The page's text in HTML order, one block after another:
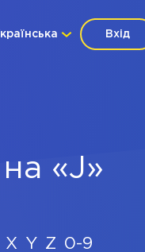
Вхід
на «J»
X Y Z 0-9